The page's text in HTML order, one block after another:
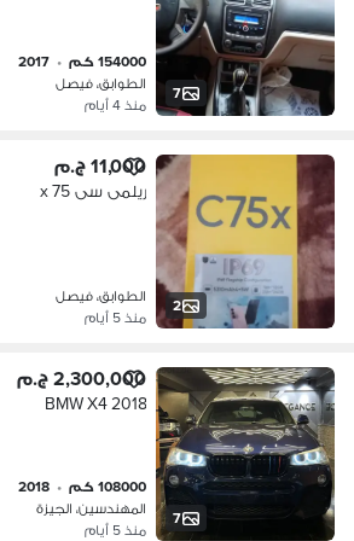
7
154000 كم •
2017
الطوابق، فيصل
منذ 4 أيام
2
11,000 ج.م
ريلمى سى 75 x
الطوابق، فيصل
منذ 5 أيام
7
2,300,000 ج.م
BMW X4 2018
108000 كم •
2018
المهندسين، الجيزة
منذ 5 أيام